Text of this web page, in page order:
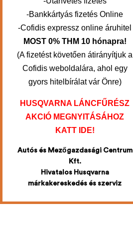
-Bankkártyás fizetés Online
-Cofidis expressz online áruhitel
MOST 0% THM 10 hónapra!
(A fizetést követően átirányítjuk a
Cofidis weboldalára, ahol egy
gyors hitelbírálat vár Önre)
HUSQVARNA LÁNCFŰRÉSZ
AKCIÓ MEGNYITÁSÁHOZ
KATT IDE!
Autós és Mezőgazdasági Centrum
Kft.
Hivatalos Husqvarna
márkakereskedés és szerviz